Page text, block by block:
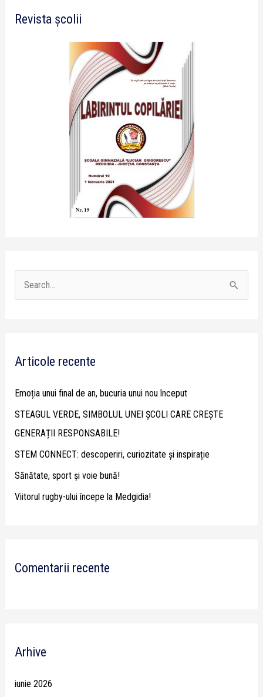
Revista școlii
c
o
r
:
Articole recente
Emoția unui final de an, bucuria unui nou început
STEAGUL VERDE, SIMBOLUL UNEI ȘCOLI CARE CREȘTE
GENERAȚII RESPONSABILE!
STEM CONNECT: descoperiri, curiozitate și inspirație
Sănătate, sport și voie bună!
Viitorul rugby-ului începe la Medgidia!
Comentarii recente
Arhive
iunie 2026